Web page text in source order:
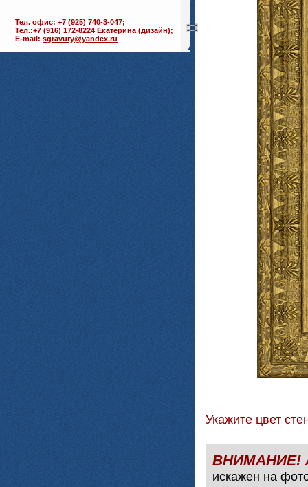
Тел. офис: +7 (925) 740-3-047;
Тел.:+7 (916) 172-8224 Екатерина (дизайн);
E-mail: sgravury@yandex.ru
Укажите цвет
искажен на